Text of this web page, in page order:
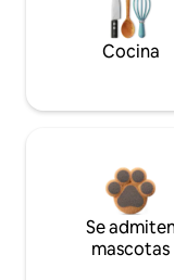
Cocina
Se
mascotas